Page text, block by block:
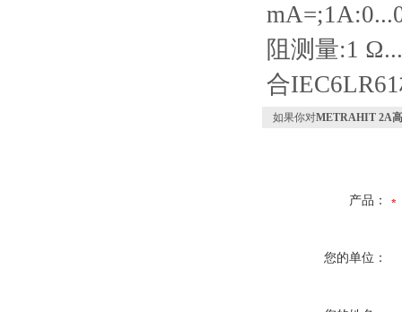
阻测量:1
合
如果你对METRAHIT 2A
产品：
您的单位：